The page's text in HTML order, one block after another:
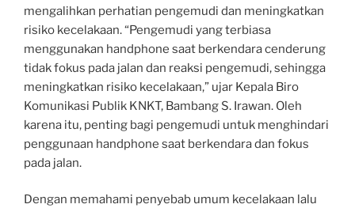
mengalihkan perhatian pengemudi dan meningkatkan
risiko kecelakaan. “Pengemudi yang terbiasa
menggunakan handphone saat berkendara cenderung
tidak fokus pada jalan dan reaksi pengemudi, sehingga
meningkatkan risiko kecelakaan,” ujar Kepala Biro
Komunikasi Publik KNKT, Bambang S. Irawan. Oleh
karena itu, penting bagi pengemudi untuk menghindari
penggunaan handphone saat berkendara dan fokus
pada jalan.
Dengan memahami penyebab umum kecelakaan lalu